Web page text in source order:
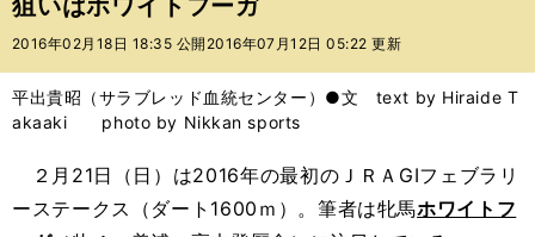
ル
バ
狙いはホワイトフーガ
2016年02月18日 18:35 公開 2016年07月12日 05:22 更新
平出貴昭（サラブレッド血統センター）●文 text by Hiraide T
akaaki photo by Nikkan sports
２月21日（日）は2016年の最初のＪＲＡGIフェブラリ
ーステークス（ダート1600ｍ）。筆者は牝馬ホワイトフ